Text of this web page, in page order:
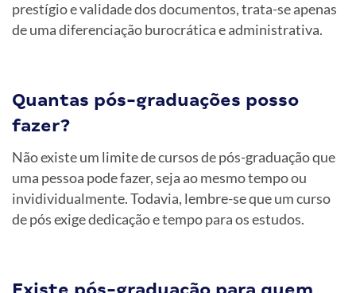
prestígio e validade dos documentos, trata-se apenas
de uma diferenciação burocrática e administrativa.
Quantas pós-graduações posso
fazer?
Não existe um limite de cursos de pós-graduação que
uma pessoa pode fazer, seja ao mesmo tempo ou
invidividualmente. Todavia, lembre-se que um curso
de pós exige dedicação e tempo para os estudos.